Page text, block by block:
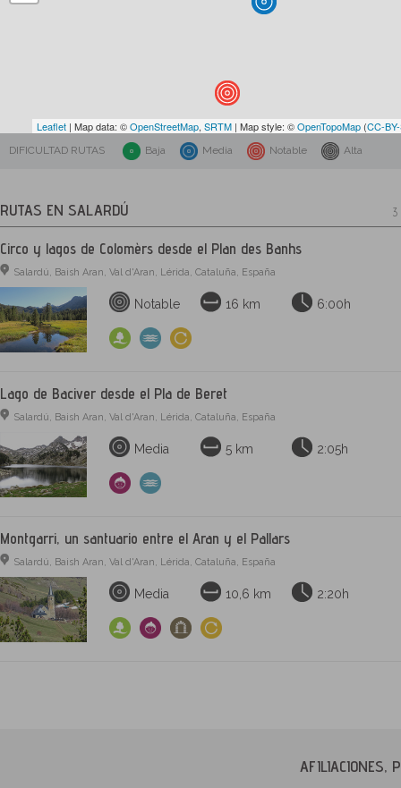
Leaflet | Map data: ©OpenStreetMap, SRTM | Map style: ©OpenTopoMap (CC-
DIFICULTAD RUTAS Baja Media Notable Alta
RUTAS EN SALARDÚ 3
Circo y lagos de Colomèrs desde el Plan des Banhs
Salardú, Baish Aran, Val d'Aran, Lérida, Cataluña, España
Notable 16 km 6:00h
Lago de Baciver desde el Pla de Beret
Salardú, Baish Aran, Val d'Aran, Lérida, Cataluña, España
Media 5 km 2:05h
Montgarri, un santuario entre el Aran y el Pallars
Salardú, Baish Aran, Val d'Aran, Lérida, Cataluña, España
Media 10,6 km 2:20h
AFILIACIONES,